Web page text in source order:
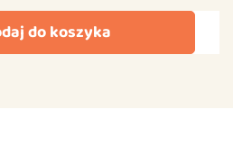
do koszyka